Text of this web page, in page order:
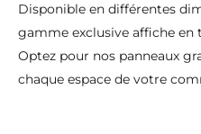
Disponible en différentes
gamme exclusive affiche
Optez pour nos panneaux
chaque espace de votre